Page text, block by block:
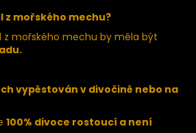
mořského mechu?
z mořského mechu by měla být
vypěstován v divočině nebo na
100% divoce rostoucí a není